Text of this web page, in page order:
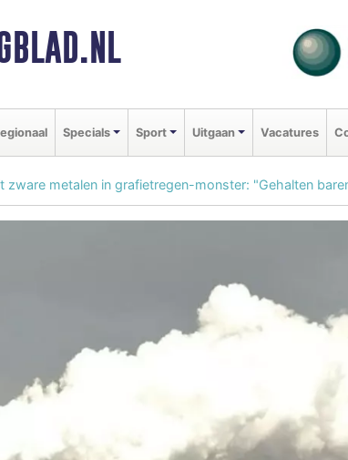
Specials Sport Uitgaan Vacatures
zware metalen in grafietregen-monster: "Gehalten